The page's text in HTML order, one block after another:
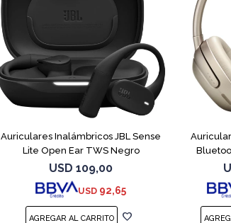
Auriculares Inalámbricos JBL Sense
Lite Open Ear TWS Negro
USD 109,00
USD 92,65